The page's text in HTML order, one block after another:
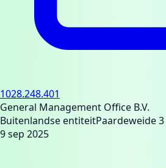
1028.248.401
General Management Office B.V.
Buitenlandse entiteitPaardeweide 3
9 sep 2025